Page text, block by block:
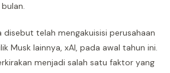
disebut telah mengakuisisi perusahaan
Musk lainnya, xAI, pada awal tahun ini.
menjadi salah satu faktor yang